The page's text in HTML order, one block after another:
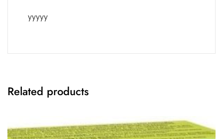
yyyyy
Related products